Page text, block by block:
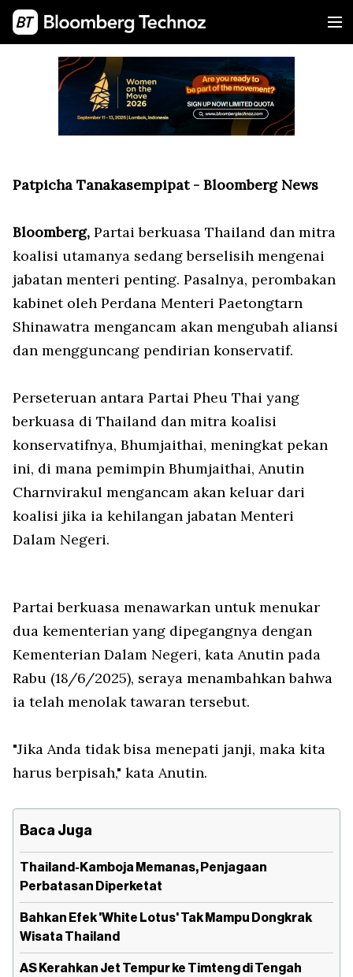
Patpicha Tanakasempipat - Bloomberg News
Bloomberg, Partai berkuasa Thailand dan mitra
koalisi utamanya sedang berselisih mengenai
jabatan menteri penting. Pasalnya, perombakan
kabinet oleh Perdana Menteri Paetongtarn
Shinawatra mengancam akan mengubah aliansi
dan mengguncang pendirian konservatif.
Perseteruan antara Partai Pheu Thai yang
berkuasa di Thailand dan mitra koalisi
konservatifnya, Bhumjaithai, meningkat pekan
ini, di mana pemimpin Bhumjaithai, Anutin
Charnvirakul mengancam akan keluar dari
koalisi jika ia kehilangan jabatan Menteri
Dalam Negeri.
Partai berkuasa menawarkan untuk menukar
dua kementerian yang dipegangnya dengan
Kementerian Dalam Negeri, kata Anutin pada
Rabu (18/6/2025), seraya menambahkan bahwa
ia telah menolak tawaran tersebut.
"Jika Anda tidak bisa menepati janji, maka kita
harus berpisah," kata Anutin.
Baca Juga
Thailand-Kamboja Memanas, Penjagaan
Perbatasan Diperketat
Bahkan Efek 'White Lotus' Tak Mampu Dongkrak
Wisata Thailand
AS Kerahkan Jet Tempur ke Timteng di Tengah